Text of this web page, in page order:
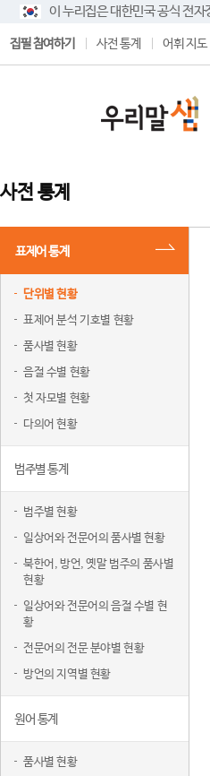
이 누리집은 대한민국 공식 전자
집필 참여하기 사전 통계 어휘 지도
사전 통계
표제어 통계
단위별 현황
표제어 분석 기호별 현황
품사별 현황
음절 수별 현황
첫 자모별 현황
다의어 현황
범주별 통계
범주별 현황
일상어와 전문어의 품사별 현황
북한어, 방언, 옛말 범주의 품사별
현황
일상어와 전문어의 음절 수별 현
황
전문어의 전문 분야별 현황
방언의 지역별 현황
원어 통계
품사별 현황